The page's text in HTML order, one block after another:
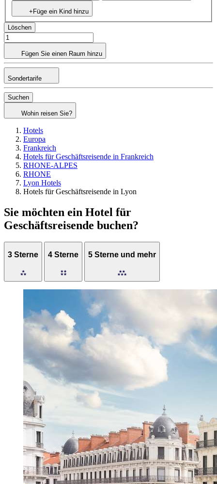
+Füge ein Kind hinzu
Löschen
Fügen Sie einen Raum hinzu
Sondertarife
Suchen
Wohin reisen Sie?
Hotels
Europa
Frankreich
Hotels für Geschäftsreisende in Frankreich
RHONE-ALPES
RHONE
Lyon Hotels
Hotels für Geschäftsreisende in Lyon
Sie möchten ein Hotel für
Geschäftsreisende buchen?
3 Sterne 4 Sterne 5 Sterne und mehr